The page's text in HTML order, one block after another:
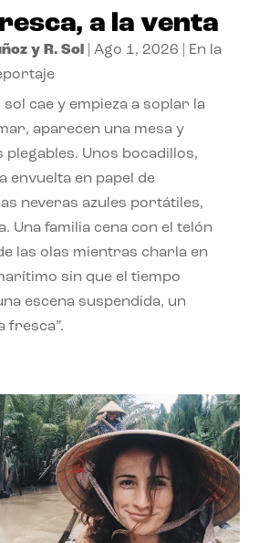
a la venta
y R. Sol| Ago 1, 2026
En la
sol cae y empieza a soplar la
aparecen una mesa y
plegables. Unos bocadillos,
envuelta en papel de
neveras azules portátiles,
Una familia cena con el telón
las olas mientras charla en
sin que el tiempo
escena suspendida, un
fresca”.